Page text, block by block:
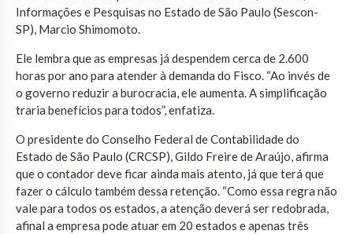
Informações e Pesquisas no Estado de São Paulo (Sescon-
SP), Marcio Shimomoto.
Ele lembra que as empresas já despendem cerca de 2.600
horas por ano para atender à demanda do Fisco. “Ao invés de
o governo reduzir a burocracia, ele aumenta. A simplificação
traria benefícios para todos”, enfatiza.
O presidente do Conselho Federal de Contabilidade do
Estado de São Paulo (CRCSP), Gildo Freire de Araújo, afirma
que o contador deve ficar ainda mais atento, já que terá que
fazer o cálculo também dessa retenção. “Como essa regra não
vale para todos os estados, a atenção deverá ser redobrada,
afinal a empresa pode atuar em 20 estados e apenas três